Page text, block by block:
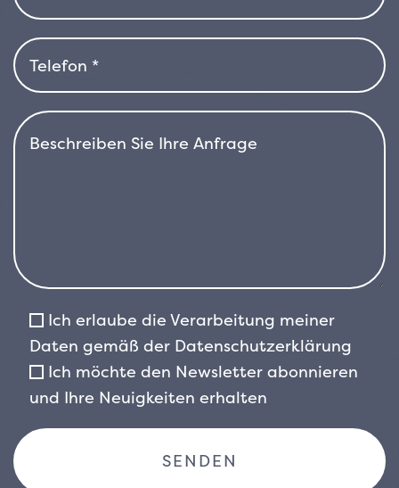
ausgewogenen und ordentlichen Wuchs.
Sommer kann sie oberirdische Blütenstände
an starren Stielen mit rötlichen,
röhrenförmigen Blüten bilden, obwohl die
Blüte im Garten nicht immer garantiert ist. Die
Pflanze wird hauptsächlich wegen des
diese gut entwässert sind. Sie ist wind- und
salzresistent und eignet sich daher gut für
Küstengärten. Nach dem Anwachsen verträgt
sie Trockenheit und verträgt gemäßigte
Wintertemperaturen. In Gebieten mit
anhaltendem Frost empfiehlt sich jedoch die
Standorten.
Adder‘ ist aufgrund seines markanten
Ich erlaube die Verarbeitung meiner
Daten gemäß der Datenschutzerklärung
Ich möchte den Newsletter abonnieren
und Ihre Neuigkeiten erhalten